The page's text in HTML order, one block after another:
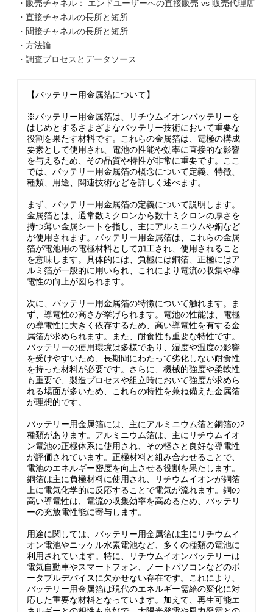
・販売チャネル： エンドユーザーへの直接販売 vs 販売代理店
・直接チャネルの長所と短所
・間接チャネルの長所と短所
・方法論
・調査プロセスとデータソース
【バッテリー用金属箔について】
※バッテリー用金属箔は、リチウムイオンバッテリーを
はじめとするさまざまなバッテリー技術において重要な
役割を果たす材料です。これらの金属箔は、電極の構成
要素として使用され、電池の性能や効率に直接的な影響
を与えるため、その品質や特性が非常に重要です。ここ
では、バッテリー用金属箔の概念について定義、特徴、
種類、用途、関連技術などを詳しく述べます。
まず、バッテリー用金属箔の定義について説明します。
金属箔とは、通常数ミクロンから数十ミクロンの厚さを
持つ薄い金属シートを指し、主にアルミニウムや銅など
が使用されます。バッテリー用金属箔は、これらの金属
箔が電池用の電極材料として加工され、使用されること
を意味します。具体的には、負極には銅箔、正極にはア
ルミ箔が一般的に用いられ、これにより電流の収集や導
電性の向上が図られます。
次に、バッテリー用金属箔の特徴について触れます。ま
ず、導電性の高さが挙げられます。電池の性能は、電極
の導電性に大きく依存するため、高い導電性を有する金
属箔が求められます。また、耐食性も重要な特性です。
バッテリーの使用環境は多様であり、湿度や温度の影響
を受けやすいため、長期間にわたって劣化しない耐食性
を持った材料が必要です。さらに、機械的強度や柔軟性
も重要で、製造プロセスや組立時において強度が求めら
れる場面が多いため、これらの特性を兼ね備えた金属箔
が理想的です。
バッテリー用金属箔には、主にアルミニウム箔と銅箔の2
種類があります。アルミニウム箔は、主にリチウムイオ
ン電池の正極体系に使用され、その軽さと良好な導電性
が評価されています。正極材料と組み合わせることで、
電池のエネルギー密度を向上させる役割を果たします。
銅箔は主に負極材料に使用され、リチウムイオンが銅箔
上に電気化学的に反応することで電気が流れます。銅の
高い導電性は、電流の収集効率を高めるため、バッテリ
ーの充放電性能に寄与します。
用途に関しては、バッテリー用金属箔は主にリチウムイ
オン電池やニッケル水素電池など、多くの種類の電池に
利用されています。特に、リチウムイオンバッテリーは
電気自動車やスマートフォン、ノートパソコンなどのポ
ータブルデバイスに欠かせない存在です。これにより、
バッテリー用金属箔は現代のエネルギー需給の変化に対
応した重要な材料となっています。加えて、再生可能エ